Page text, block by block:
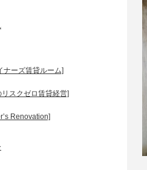
ナーズ賃貸ルーム]
スクゼロ賃貸経営]
Renovation]